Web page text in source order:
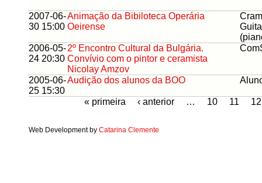
2007-06-
30 15:00
Animação da Bibiloteca Operária
Oeirense
2006-05-
24 20:30
2º Encontro Cultural da Bulgária.
Convívio com o pintor e ceramista
Nicolay Amzov
2005-06-
25 15:30
Audição dos alunos da BOO
« primeira ‹ anterior … 10 11 12
Web Development by Catarina Clemente